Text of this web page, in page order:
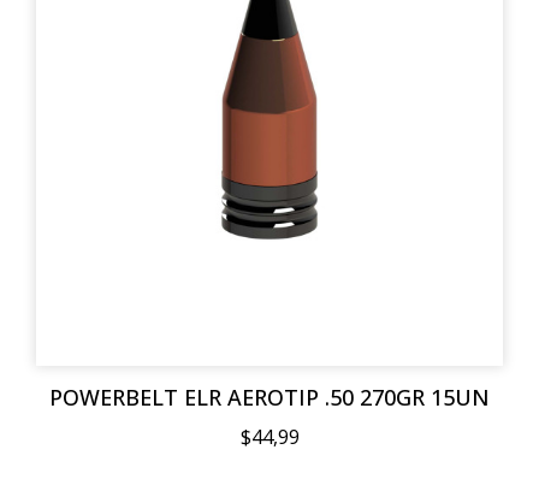
POWERBELT ELR AEROTIP .50 270GR 15UN
$44,99